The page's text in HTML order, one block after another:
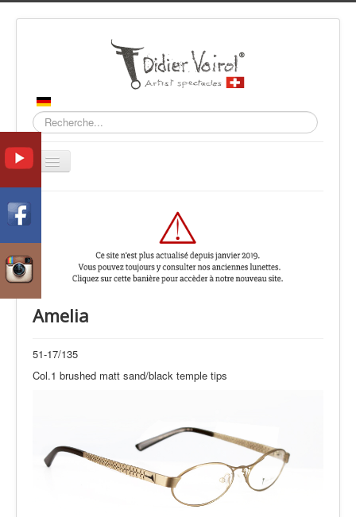
Recherche
Basculer
la
Amelia
51-17/135
Col.1 brushed matt sand/black temple tips